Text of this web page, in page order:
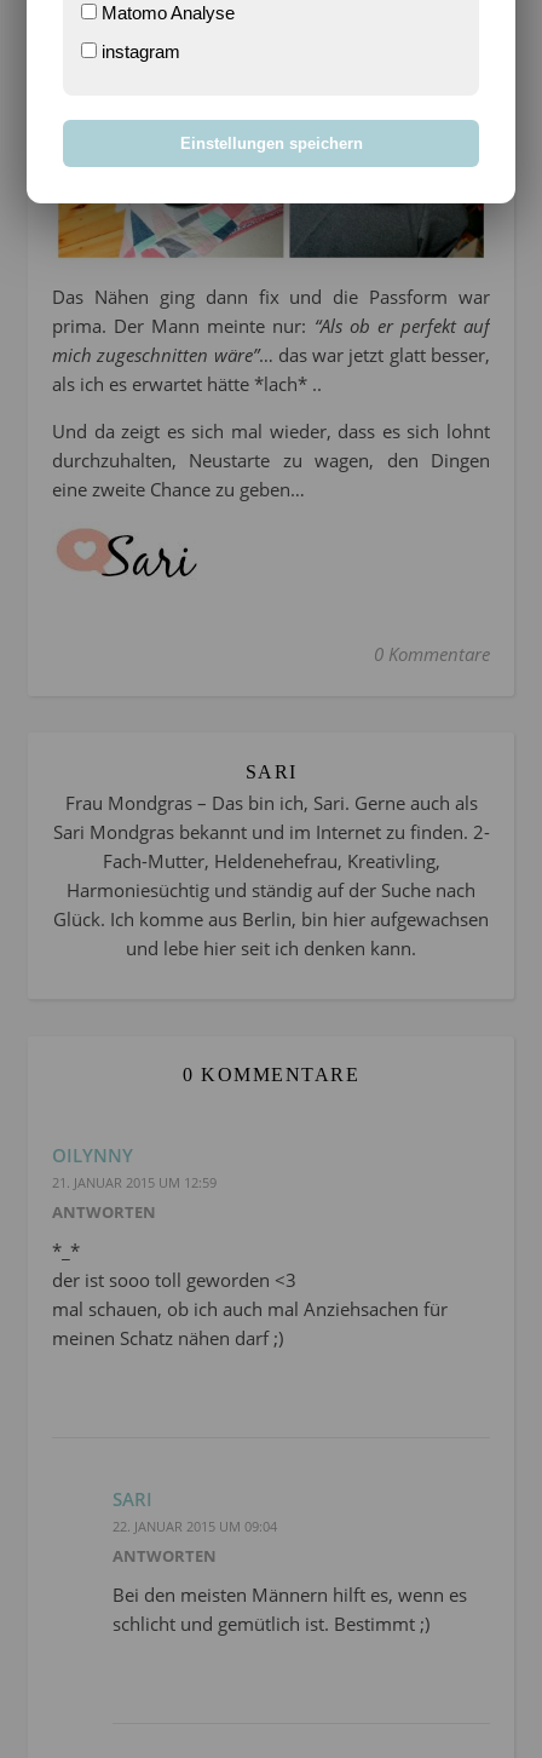
Das Nähen ging dann fix und die Passform war
prima. Der Mann meinte nur: “Als ob er perfekt auf
mich zugeschnitten wäre”… das war jetzt glatt besser,
als ich es erwartet hätte *lach* ..
Und da zeigt es sich mal wieder, dass es sich lohnt
durchzuhalten, Neustarte zu wagen, den Dingen
eine zweite Chance zu geben…
0 Kommentare
SARI
Frau Mondgras – Das bin ich, Sari. Gerne auch als
Sari Mondgras bekannt und im Internet zu finden. 2-
Fach-Mutter, Heldenehefrau, Kreativling,
Harmoniesüchtig und ständig auf der Suche nach
Glück. Ich komme aus Berlin, bin hier aufgewachsen
und lebe hier seit ich denken kann.
0 KOMMENTARE
OILYNNY
21. JANUAR 2015 UM 12:59
ANTWORTEN
*_*
der ist sooo toll geworden <3
mal schauen, ob ich auch mal Anziehsachen für
meinen Schatz nähen darf ;)
SARI
22. JANUAR 2015 UM 09:04
ANTWORTEN
Bei den meisten Männern hilft es, wenn es
schlicht und gemütlich ist. Bestimmt ;)
Matomo Analyse
instagram
Einstellungen speichern